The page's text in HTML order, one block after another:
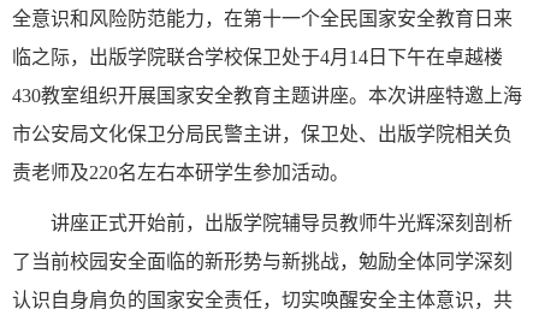
全意识和风险防范能力，在第十一个全民国家安全教育日来
临之际，出版学院联合学校保卫处于4月14日下午在卓越楼
430教室组织开展国家安全教育主题讲座。本次讲座特邀上海
市公安局文化保卫分局民警主讲，保卫处、出版学院相关负
责老师及220名左右本研学生参加活动。
讲座正式开始前，出版学院辅导员教师牛光辉深刻剖析
了当前校园安全面临的新形势与新挑战，勉励全体同学深刻
认识自身肩负的国家安全责任，切实唤醒安全主体意识，共